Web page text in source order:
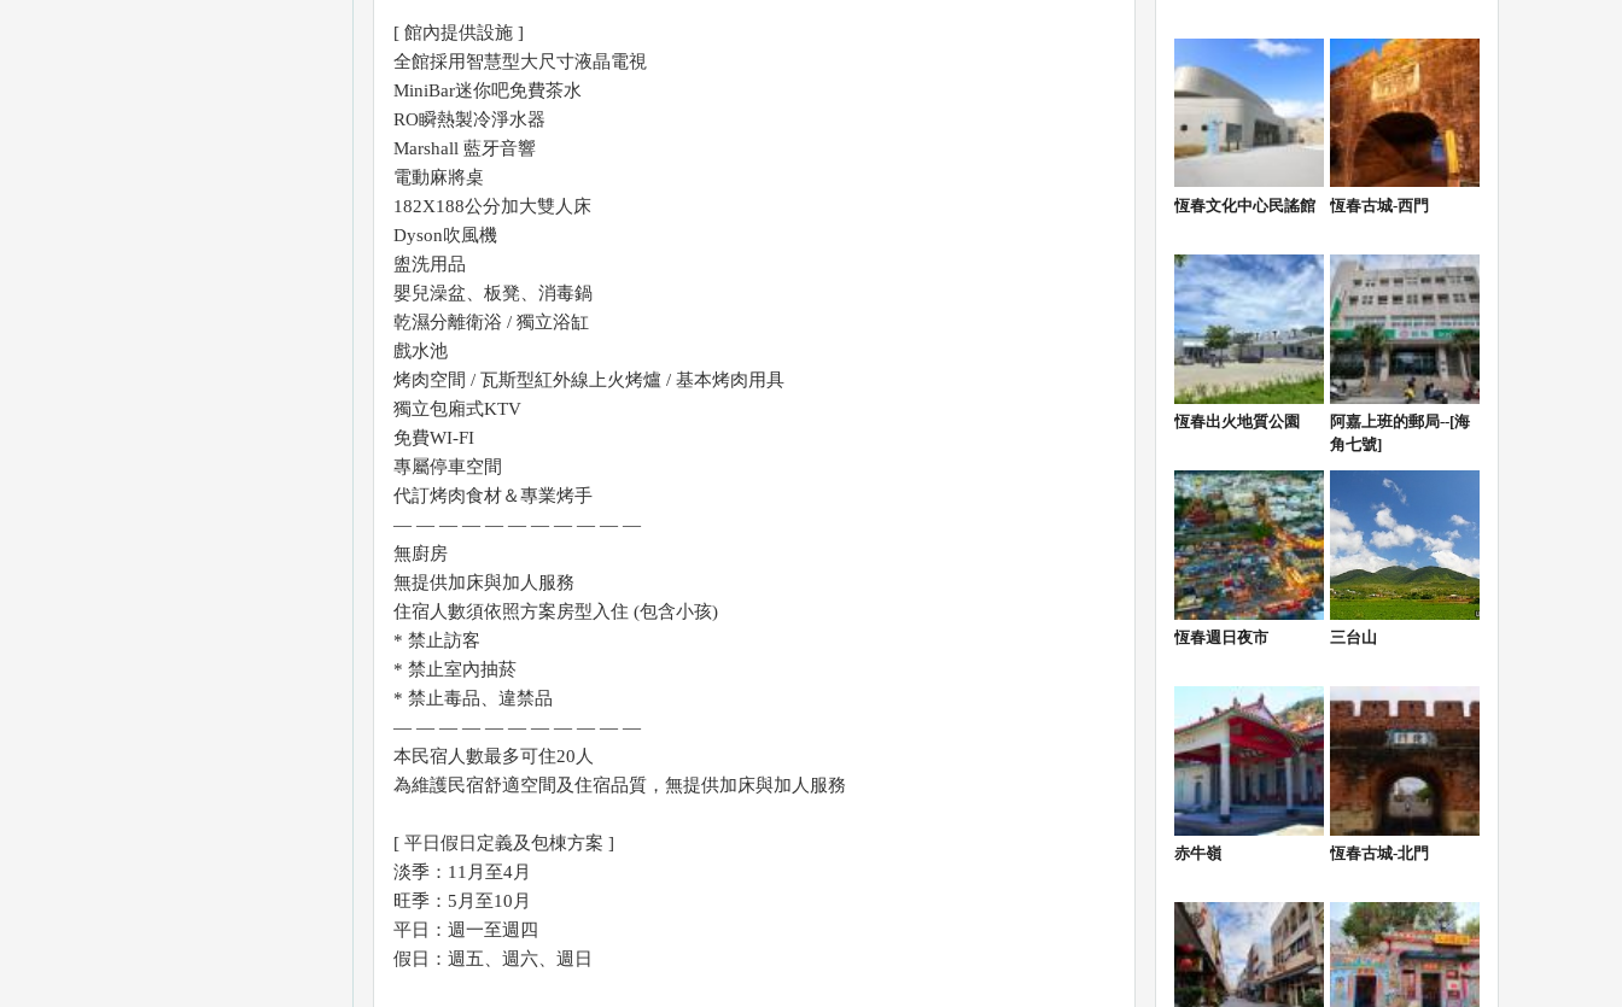
[ 館內提供設施 ]
全館採用智慧型大尺寸液晶電視
MiniBar迷你吧免費茶水
RO瞬熱製冷淨水器
Marshall 藍牙音響
電動麻將桌
182X188公分加大雙人床
Dyson吹風機
盥洗用品
嬰兒澡盆、板凳、消毒鍋
乾濕分離衛浴 / 獨立浴缸
戲水池
烤肉空間 / 瓦斯型紅外線上火烤爐 / 基本烤肉用具
獨立包廂式KTV
免費WI-FI
專屬停車空間
代訂烤肉食材＆專業烤手
— — — — — — — — — — —
無廚房
無提供加床與加人服務
住宿人數須依照方案房型入住 (包含小孩)
* 禁止訪客
* 禁止室內抽菸
* 禁止毒品、違禁品
— — — — — — — — — — —
本民宿人數最多可住20人
為維護民宿舒適空間及住宿品質，無提供加床與加人服務
[ 平日假日定義及包棟方案 ]
淡季：11月至4月
旺季：5月至10月
平日：週一至週四
假日：週五、週六、週日
恆春文化中心民謠館 恆春古城-西門
恆春出火地質公園
阿嘉上班的郵局--[海
角七號]
恆春週日夜市 三台山
赤牛嶺 恆春古城-北門